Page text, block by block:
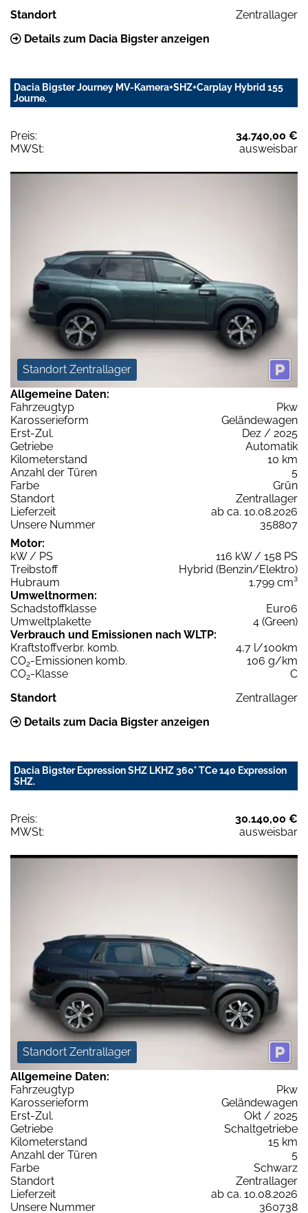
Standort
Zentrallager
Details zum Dacia Bigster anzeigen
Dacia Bigster Journey MV-Kamera+SHZ+Carplay Hybrid 155
Journe.
Preis:
34.740,00 €
MWSt:
ausweisbar
Standort Zentrallager
Allgemeine Daten:
Fahrzeugtyp
Pkw
Karosserieform
Geländewagen
Erst-Zul.
Dez / 2025
Getriebe
Automatik
Kilometerstand
10 km
Anzahl der Türen
5
Farbe
Grün
Standort
Zentrallager
Lieferzeit
ab ca. 10.08.2026
Unsere Nummer
358807
Motor:
kW / PS
116 kW / 158 PS
Treibstoff
Hybrid (Benzin/Elektro)
Hubraum
1.799 cm³
Umweltnormen:
Schadstoffklasse
Euro6
Umweltplakette
4 (Green)
Verbrauch und Emissionen nach WLTP:
Kraftstoffverbr. komb.
4,7 l/100km
CO2-Emissionen komb.
106 g/km
CO2-Klasse
C
Standort
Zentrallager
Details zum Dacia Bigster anzeigen
Dacia Bigster Expression SHZ LKHZ 360° TCe 140 Expression
SHZ.
Preis:
30.140,00 €
MWSt:
ausweisbar
Standort Zentrallager
Allgemeine Daten:
Fahrzeugtyp
Pkw
Karosserieform
Geländewagen
Erst-Zul.
Okt / 2025
Getriebe
Schaltgetriebe
Kilometerstand
15 km
Anzahl der Türen
5
Farbe
Schwarz
Standort
Zentrallager
Lieferzeit
ab ca. 10.08.2026
Unsere Nummer
360738